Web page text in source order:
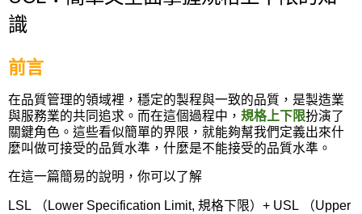
識
前言
在品質管理的領域裡，穩定的製程與一致的品質，是製造業
與服務業的共同追求。而在這個過程中， 規格上下限扮演了
關鍵角色。這些看似簡單的界限，就能夠幫我們定義出來什
麼叫做可接受的品質水準，什麼是不能接受的品質水準。
在這一篇簡易的說明，你可以了解
LSL （ Lower Specification Limit, 規格下限） + USL （Upper